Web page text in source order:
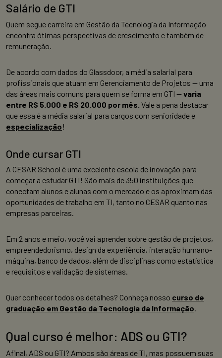
Salário de GTI
Quem segue carreira em Gestão da Tecnologia da Informação
encontra ótimas perspectivas de crescimento e também de
remuneração.
De acordo com dados do Glassdoor, a média salarial para
profissionais que atuam em Gerenciamento de Projetos — uma
das áreas mais comuns para quem se forma em GTI —varia
entre R$ 5.000 e R$ 20.000 por mês. Vale a pena destacar
que essa é a média salarial para cargos com senioridade e
especialização!
Onde cursar GTI
A CESAR School é uma excelente escola de inovação para
começar a estudar GTI! São mais de 350 instituições que
conectam alunos e alunas com o mercado e os aproximam das
oportunidades de trabalho em TI, tanto no CESAR quanto nas
empresas parceiras.
Em 2 anos e meio, você vai aprender sobre gestão de projetos,
empreendedorismo, design da experiência, interação humano-
máquina, banco de dados, além de disciplinas como estatística
e requisitos e validação de sistemas.
Quer conhecer todos os detalhes? Conheça nosso curso de
graduação em Gestão da Tecnologia da Informação.
Qual curso é melhor: ADS ou GTI?
Afinal, ADS ou GTI? Ambos são áreas de TI, mas possuem suas